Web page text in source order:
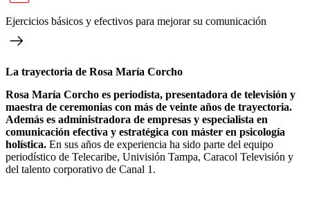
Ejercicios básicos y efectivos para mejorar su comunicación
La trayectoria de Rosa María Corcho
Rosa María Corcho es periodista, presentadora de televisión y
maestra de ceremonias con más de veinte años de trayectoria.
Además es administradora de empresas y especialista en
comunicación efectiva y estratégica con máster en psicología
holística. En sus años de experiencia ha sido parte del equipo
periodístico de Telecaribe, Univisión Tampa, Caracol Televisión y
del talento corporativo de Canal 1.